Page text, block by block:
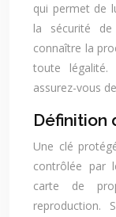
qui permet de
la sécurité
connaître la
toute
assurez-vous
Définition
Une clé
contrôlée par
carte de
reproduction.